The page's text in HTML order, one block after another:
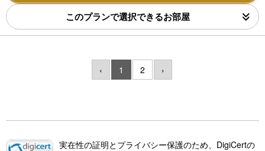
このプランで選択できるお部屋
‹ 1 2 ›
実在性の証明とプライバシー保護のため、DigiCertの